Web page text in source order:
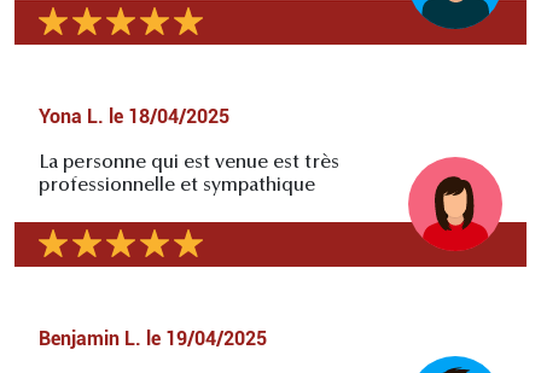
Yona L. le 18/04/2025
La personne qui est venue est très
professionnelle et sympathique
Benjamin L. le 19/04/2025